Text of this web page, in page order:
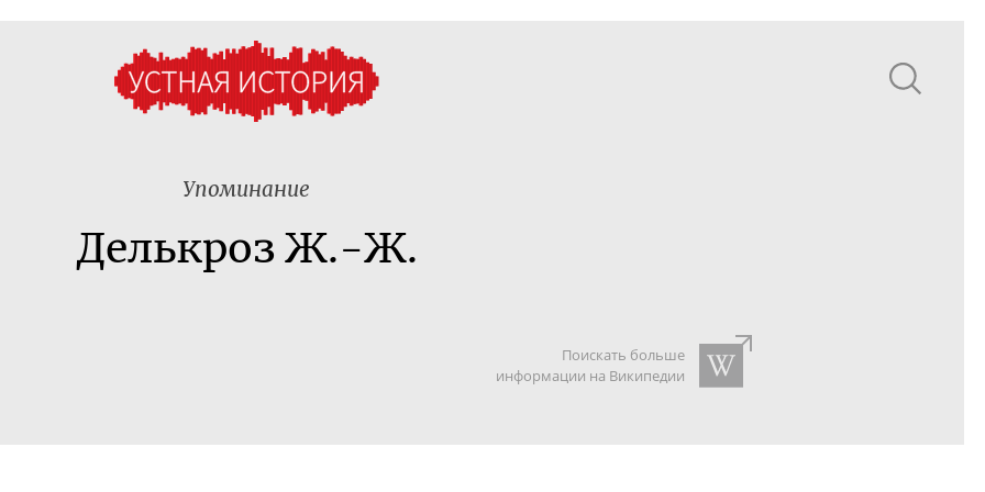
Упоминание
Делькроз Ж.-Ж.
Поискать больше
информации на Википедии